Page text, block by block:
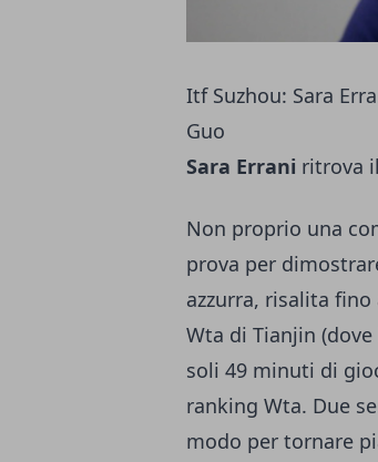
Itf Suzhou: Sara
Guo
Sara Errani ritrova
Non proprio una
prova per
azzurra, risalita
Wta di Tianjin
soli 49 minuti di
ranking Wta. Due
modo per tornare